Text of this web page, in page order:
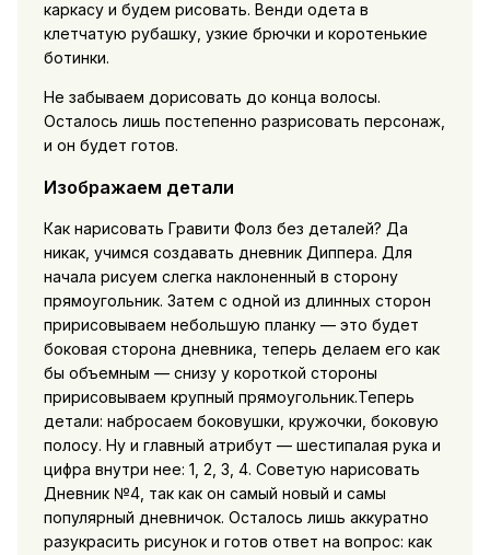
каркасу и будем рисовать. Венди одета в
клетчатую рубашку, узкие брючки и коротенькие
ботинки.
Не забываем дорисовать до конца волосы.
Осталось лишь постепенно разрисовать персонаж,
и он будет готов.
Изображаем детали
Как нарисовать Гравити Фолз без деталей? Да
никак, учимся создавать дневник Диппера. Для
начала рисуем слегка наклоненный в сторону
прямоугольник. Затем с одной из длинных сторон
пририсовываем небольшую планку — это будет
боковая сторона дневника, теперь делаем его как
бы объемным — снизу у короткой стороны
пририсовываем крупный прямоугольник.Теперь
детали: набросаем боковушки, кружочки, боковую
полосу. Ну и главный атрибут — шестипалая рука и
цифра внутри нее: 1, 2, 3, 4. Советую нарисовать
Дневник №4, так как он самый новый и самы
популярный дневничок. Осталось лишь аккуратно
разукрасить рисунок и готов ответ на вопрос: как